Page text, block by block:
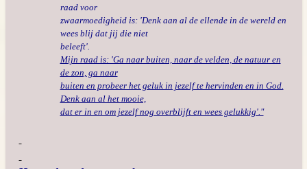
raad voor
zwaarmoedigheid is: 'Denk aan al de ellende in de wereld en
wees blij dat jij die niet
beleeft'.
Mijn raad is: 'Ga naar buiten, naar de velden, de natuur en
de zon, ga naar
buiten en probeer het geluk in jezelf te hervinden en in God.
Denk aan al het mooie,
dat er in en om jezelf nog overblijft en wees gelukkig'."